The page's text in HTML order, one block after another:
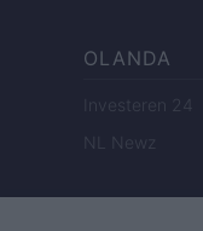
OLANDA
Investeren 24
NL Newz